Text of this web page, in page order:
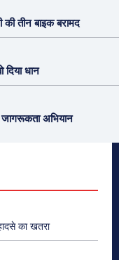
की तीन बाइक बरामद
दिया धान
अभियान
का खतरा